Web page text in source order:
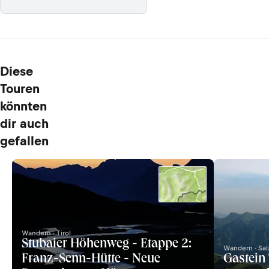
Diese
Touren
könnten
dir auch
gefallen
Wandern · Tirol
Stubaier Höhenweg - Etappe 2:
Franz-Senn-Hütte - Neue
Wandern ·
Gastein